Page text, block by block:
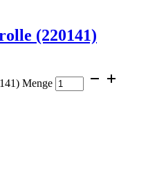
(220141)
Menge